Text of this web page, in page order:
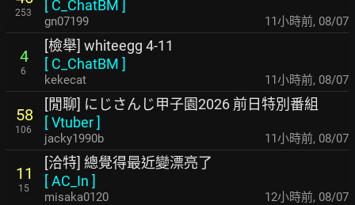
253
[ C_ChatBM ]
gn07199 11小時前, 08/07
4
6
[檢舉] whiteegg 4-11
[ C_ChatBM ]
kekecat 11小時前, 08/07
58
106
[閒聊] にじさんじ甲子園2026 前日特別番組
[Vtuber]
jacky1990b 11小時前, 08/07
11
15
[洽特] 總覺得最近變漂亮了
[AC_In ]
misaka0120 12小時前, 08/07